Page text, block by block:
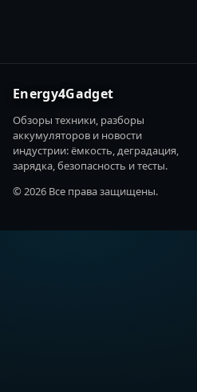
Energy4Gadget
Обзоры техники, разборы
аккумуляторов и новости
индустрии: ёмкость, деградация,
зарядка, безопасность и тесты.
© 2026 Все права защищены.